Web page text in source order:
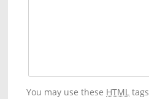
You may use these HTML